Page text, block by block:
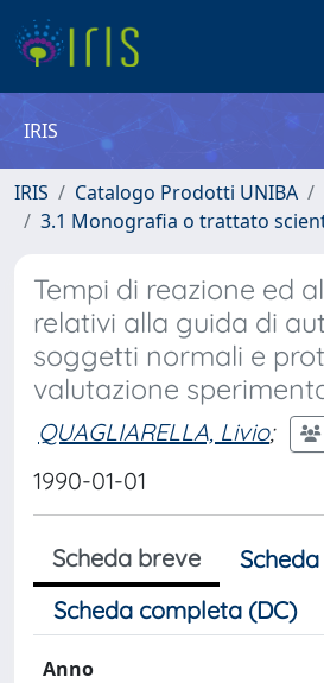
IRIS
IRIS Catalogo Prodotti UNIBA
3.1 Monografia o trattato
Tempi di reazione ed
relativi alla guida di
soggetti normali e
valutazione
QUAGLIARELLA, Livio;
1990-01-01
Scheda breve
Scheda completa (DC)
Anno